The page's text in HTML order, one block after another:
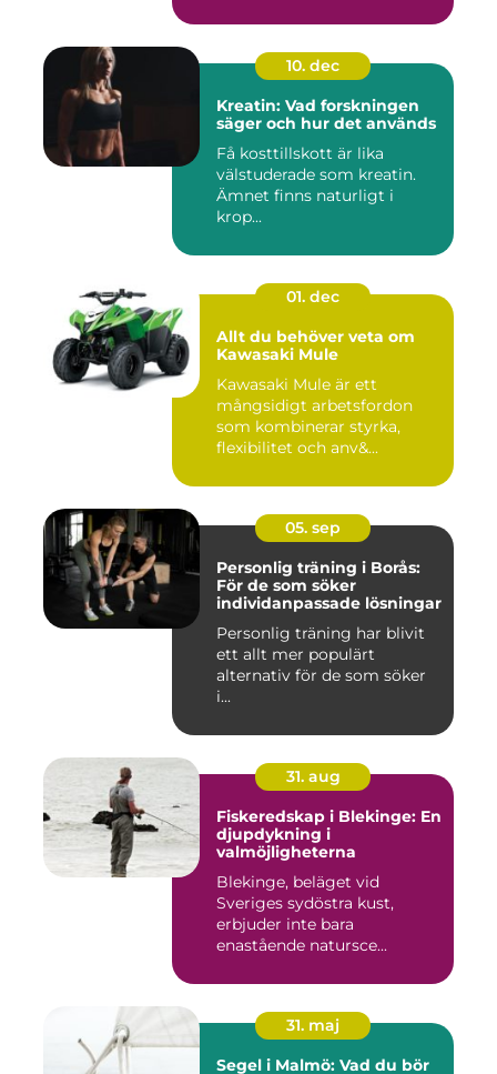
10. dec
Kreatin: Vad forskningen
säger och hur det används
Få kosttillskott är lika
välstuderade som kreatin.
Ämnet finns naturligt i
krop...
01. dec
Allt du behöver veta om
Kawasaki Mule
Kawasaki Mule är ett
mångsidigt arbetsfordon
som kombinerar styrka,
flexibilitet och anv&...
05. sep
Personlig träning i Borås:
För de som söker
individanpassade lösningar
Personlig träning har blivit
ett allt mer populärt
alternativ för de som söker
i...
31. aug
Fiskeredskap i Blekinge: En
djupdykning i
valmöjligheterna
Blekinge, beläget vid
Sveriges sydöstra kust,
erbjuder inte bara
enastående natursce...
31. maj
Segel i Malmö: Vad du bör